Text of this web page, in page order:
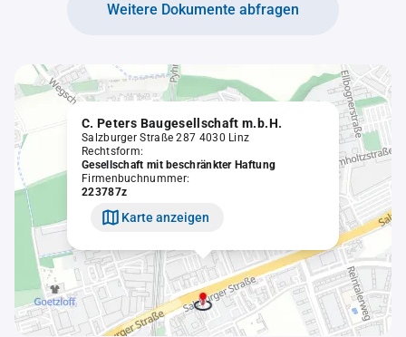
Weitere Dokumente abfragen
C. Peters Baugesellschaft m.b.H.
Salzburger Straße 287 4030 Linz
Rechtsform:
Gesellschaft mit beschränkter Haftung
Firmenbuchnummer:
223787z
Karte anzeigen